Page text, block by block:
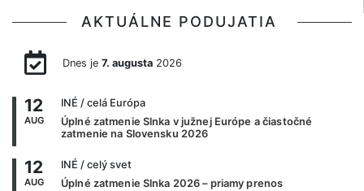
AKTUÁLNE PODUJATIA
Dnes je 7. augusta2026
12
AUG
INÉ / celá Európa
Úplné zatmenie Slnka v južnej Európe a čiastočné
zatmenie na Slovensku 2026
12
AUG
INÉ / celý svet
Úplné zatmenie Slnka 2026 – priamy prenos